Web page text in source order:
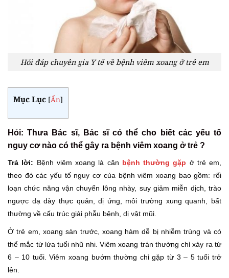
Hỏi đáp chuyên gia Y tế về bệnh viêm xoang ở trẻ em
Mục Lục [Ẩn]
Hỏi: Thưa Bác sĩ, Bác sĩ có thể cho biết các yếu tố
nguy cơ nào có thể gây ra bệnh viêm xoang ở trẻ ?
Trả lời: Bệnh viêm xoang là căn bệnh thường gặp ở trẻ em,
theo đó các yếu tố nguy cơ của bệnh viêm xoang bao gồm: rối
loạn chức năng vận chuyển lông nhày, suy giảm miễn dịch, trào
ngược dạ dày thực quản, dị ứng, môi trường xung quanh, bất
thường về cấu trúc giải phẫu bệnh, dị vật mũi.
Ở trẻ em, xoang sàn trước, xoang hàm dễ bị nhiễm trùng và có
thể mắc từ lứa tuổi nhũ nhi. Viêm xoang trán thường chỉ xảy ra từ
6 – 10 tuổi. Viêm xoang bướm thường chỉ gặp từ 3 – 5 tuổi trở
lên.